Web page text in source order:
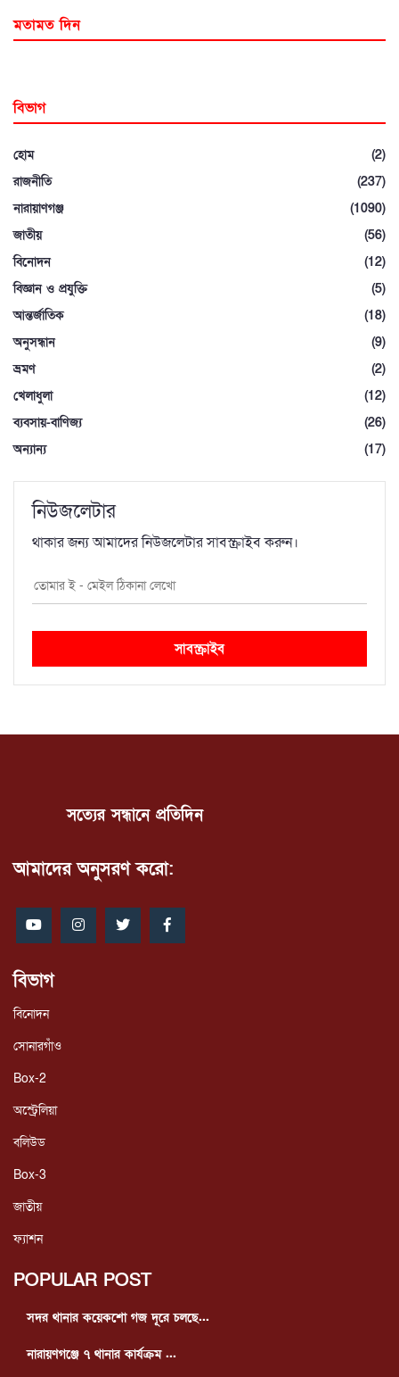
মতামত দিন
বিভাগ
হোম
(2)
রাজনীতি
(237)
নারায়াণগঞ্জ
(1090)
জাতীয়
(56)
বিনোদন
(12)
বিজ্ঞান ও প্রযুক্তি
(5)
আন্তর্জাতিক
(18)
অনুসন্ধান
(9)
ভ্রমণ
(2)
খেলাধুলা
(12)
ব্যবসায়-বাণিজ্য
(26)
অন্যান্য
(17)
নিউজলেটার
থাকার জন্য আমাদের নিউজলেটার সাবস্ক্রাইব করুন।
সাবস্ক্রাইব
সত্যের সন্ধানে প্রতিদিন
আমাদের অনুসরণ করো:
বিভাগ
বিনোদন
সোনারগাঁও
Box-2
অস্ট্রেলিয়া
বলিউড
Box-3
জাতীয়
ফ্যাশন
POPULAR POST
সদর থানার কয়েকশো গজ দূরে চলছে...
নারায়ণগঞ্জে ৭ থানার কার্যক্রম ...